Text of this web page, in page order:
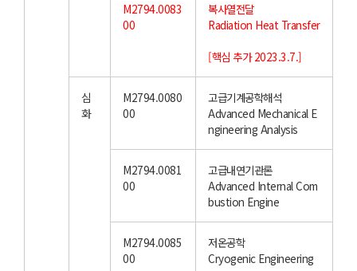
M2794.0083
00
복사열전달
Radiation Heat Transfer
[핵심 추가 2023.3.7.]
심
화
M2794.0080
00
고급기계공학해석
Advanced Mechanical E
ngineering Analysis
M2794.0081
00
고급내연기관론
Advanced Internal Com
bustion Engine
M2794.0085
00
저온공학
Cryogenic Engineering